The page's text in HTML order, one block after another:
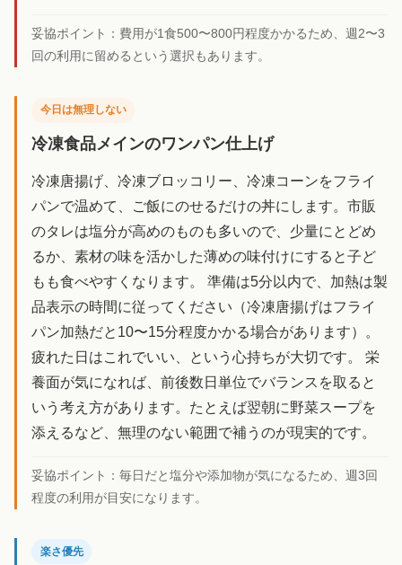
妥協ポイント： 費用が1食500〜800円程度かかるため、週2〜3
回の利用に留めるという選択もあります。
今日は無理しない
冷凍食品メインのワンパン仕上げ
冷凍唐揚げ、冷凍ブロッコリー、冷凍コーンをフライ
パンで温めて、ご飯にのせるだけの丼にします。市販
のタレは塩分が高めのものも多いので、少量にとどめ
るか、素材の味を活かした薄めの味付けにすると子ど
もも食べやすくなります。 準備は5分以内で、加熱は製
品表示の時間に従ってください（冷凍唐揚げはフライ
パン加熱だと10〜15分程度かかる場合があります）。
疲れた日はこれでいい、という心持ちが大切です。 栄
養面が気になれば、前後数日単位でバランスを取ると
いう考え方があります。たとえば翌朝に野菜スープを
添えるなど、無理のない範囲で補うのが現実的です。
妥協ポイント： 毎日だと塩分や添加物が気になるため、週3回
程度の利用が目安になります。
楽さ優先